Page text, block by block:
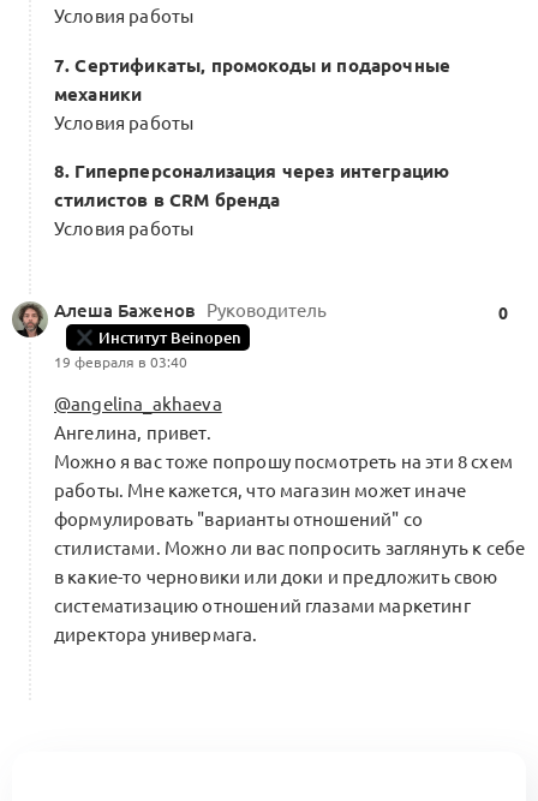
Условия работы
7. Сертификаты, промокоды и подарочные
механики
Условия работы
8. Гиперперсонализация через интеграцию
стилистов в CRM бренда
Условия работы
Алеша Баженов Руководитель
Институт Beinopen
19 февраля в 03:40
0
@angelina_akhaeva
Ангелина, привет.
Можно я вас тоже попрошу посмотреть на эти 8 схем
работы. Мне кажется, что магазин может иначе
формулировать "варианты отношений" со
стилистами. Можно ли вас попросить заглянуть к себе
в какие-то черновики или доки и предложить свою
систематизацию отношений глазами маркетинг
директора универмага.